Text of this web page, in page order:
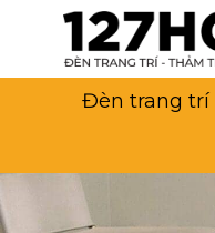
Đèn trang trí